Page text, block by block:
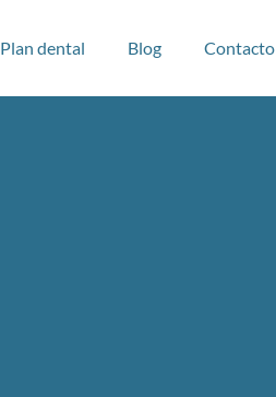
Plan dental Blog Contacto